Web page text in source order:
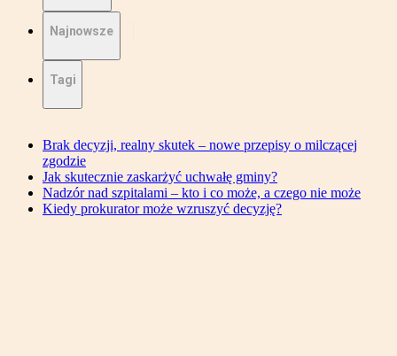
Najnowsze
Tagi
Brak decyzji, realny skutek – nowe przepisy o milczącej
zgodzie
Jak skutecznie zaskarżyć uchwałę gminy?
Nadzór nad szpitalami – kto i co może, a czego nie może
Kiedy prokurator może wzruszyć decyzję?